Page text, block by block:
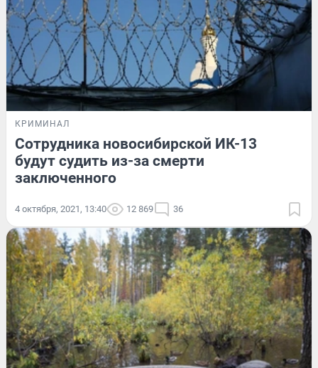
КРИМИНАЛ
Сотрудника новосибирской ИК-13
будут судить из-за смерти
заключенного
4 октября, 2021, 13:40 12 869 36